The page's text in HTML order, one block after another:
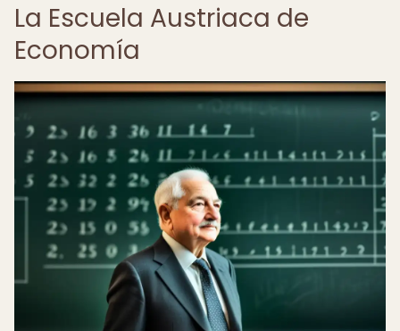
La Escuela Austriaca de
Economía